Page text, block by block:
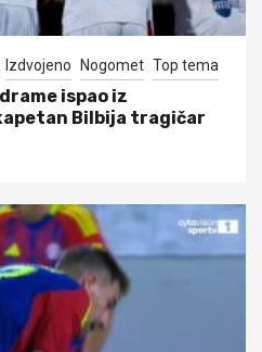
Izdvojeno Nogomet Top tema
ispao iz
Bilbija tragičar